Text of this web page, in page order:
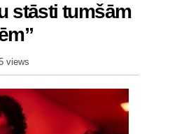
stāsti tumšām
views